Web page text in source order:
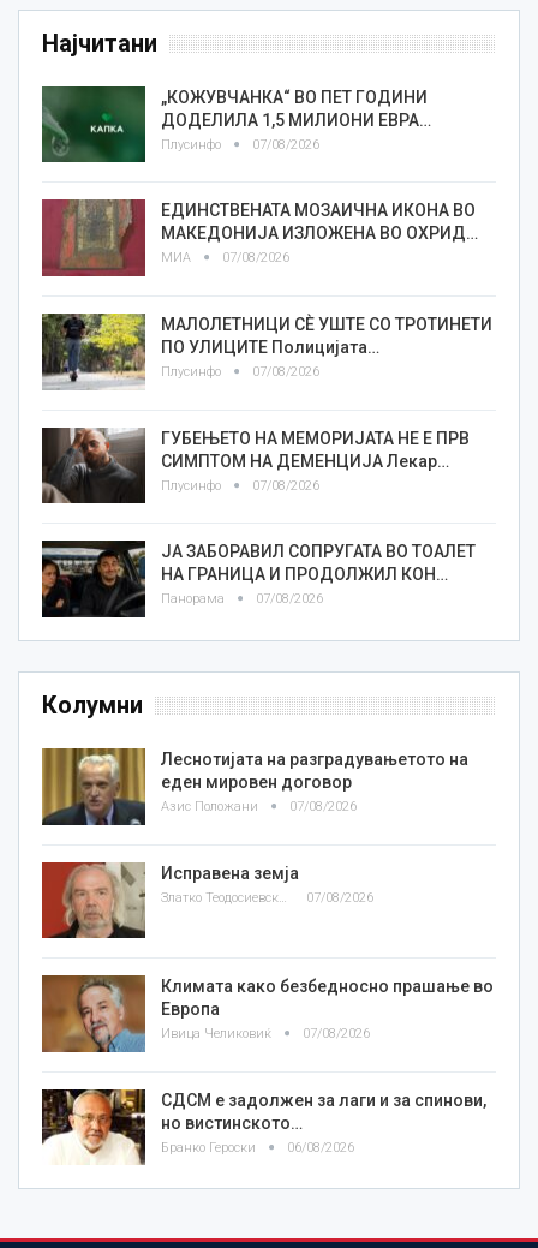
Најчитани
„КОЖУВЧАНКА“ ВО ПЕТ ГОДИНИ
ДОДЕЛИЛА 1,5 МИЛИОНИ ЕВРА…
Плусинфо 07/08/2026
ЕДИНСТВЕНАТА МОЗАИЧНА ИКОНА ВО
МАКЕДОНИЈА ИЗЛОЖЕНА ВО ОХРИД…
МИА 07/08/2026
МАЛОЛЕТНИЦИ СÈ УШТЕ СО ТРОТИНЕТИ
ПО УЛИЦИТЕ Полицијата…
Плусинфо 07/08/2026
ГУБЕЊЕТО НА МЕМОРИЈАТА НЕ Е ПРВ
СИМПТОМ НА ДЕМЕНЦИЈА Лекар…
Плусинфо 07/08/2026
ЈА ЗАБОРАВИЛ СОПРУГАТА ВО ТОАЛЕТ
НА ГРАНИЦА И ПРОДОЛЖИЛ КОН…
Панорама 07/08/2026
Колумни
Леснотијата на разградувањетото на
еден мировен договор
Азис Положани 07/08/2026
Исправена земја
07/08/2026
Климата како безбедносно прашање во
Европа
Ивица Челиковиќ 07/08/2026
СДСМ е задолжен за лаги и за спинови,
но вистинското…
Бранко Героски 06/08/2026